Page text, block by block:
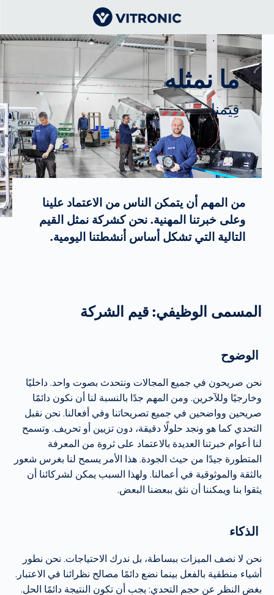
ما نمثله
قِيَمنا
من المهم أن يتمكن الناس من الاعتماد علينا
وعلى خبرتنا المهنية. نحن كشركة نمثل القيم
التالية التي تشكل أساس أنشطتنا اليومية.
المسمى الوظيفي: قيم الشركة
الوضوح
نحن صريحون في جميع المجالات ونتحدث بصوت واحد. داخليًا
وخارجيًا وللآخرين. ومن المهم جدًا بالنسبة لنا أن نكون دائمًا
صريحين وواضحين في جميع تصريحاتنا وفي أفعالنا. نحن نقبل
التحدي كما هو ونجد حلولًا دقيقة، دون تزيين أو تحريف. وتسمح
لنا أعوام خبرتنا العديدة بالاعتماد على ثروة من المعرفة
المتطورة جيدًا من حيث الجودة. هذا الأمر يسمح لنا بغرس شعور
بالثقة والموثوقية في أعمالنا. ولهذا السبب يمكن لشركائنا أن
يثقوا بنا ويمكننا أن نثق ببعضنا البعض.
الذكاء
نحن لا نصف الميزات ببساطة، بل ندرك الاحتياجات. نحن نطور
أشياء منطقية بالفعل بينما نضع دائمًا مصالح نظرائنا في الاعتبار.
بغض النظر عن حجم التحدي: يجب أن تكون النتيجة دائمًا الحل.